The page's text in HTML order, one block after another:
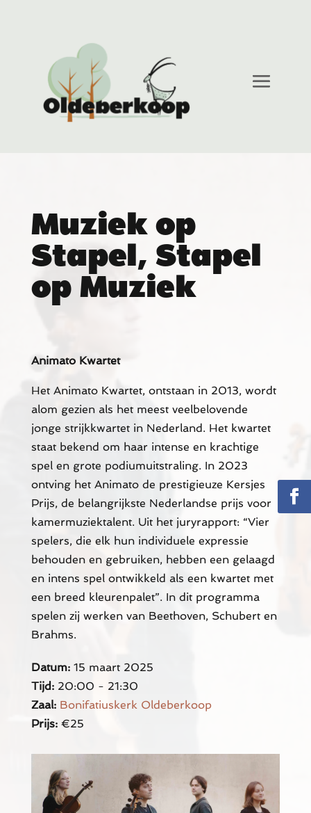
Muziek op
Stapel, Stapel
op Muziek
Animato Kwartet
Het Animato Kwartet, ontstaan in 2013, wordt
alom gezien als het meest veelbelovende
jonge strijkkwartet in Nederland. Het kwartet
staat bekend om haar intense en krachtige
spel en grote podiumuitstraling. In 2023
ontving het Animato de prestigieuze Kersjes
Prijs, de belangrijkste Nederlandse prijs voor
kamermuziektalent. Uit het juryrapport: “Vier
spelers, die elk hun individuele expressie
behouden en gebruiken, hebben een gelaagd
en intens spel ontwikkeld als een kwartet met
een breed kleurenpalet”. In dit programma
spelen zij werken van Beethoven, Schubert en
Brahms.
Datum: 15 maart 2025
Tijd: 20:00 - 21:30
Zaal: Bonifatiuskerk Oldeberkoop
Prijs: €25